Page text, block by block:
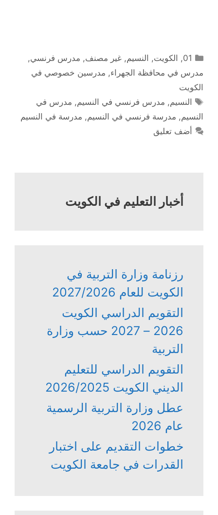
التصنيفات
01
, الكويت, النسيم,غير مصنف, مدرس فرنسي,
مدرس في محافظة الجهراء, مدرسين خصوصي في
الكويت
الوسوم
النسيم, مدرس فرنسي في النسيم, مدرس في
النسيم, مدرسة فرنسي في النسيم, مدرسة في النسيم
أضف تعليق
أخبار التعليم في الكويت
رزنامة وزارة التربية في
الكويت للعام 2027/2026
التقويم الدراسي الكويت
2026 – 2027 حسب وزارة
التربية
التقويم الدراسي للتعليم
الديني الكويت 2026/2025
عطل وزارة التربية الرسمية
عام 2026
خطوات التقديم على اختبار
القدرات في جامعة الكويت